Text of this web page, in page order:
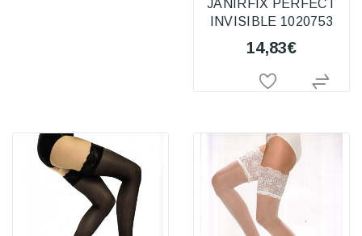
JANIRFIX PERFECT
INVISIBLE 1020753
14,83€